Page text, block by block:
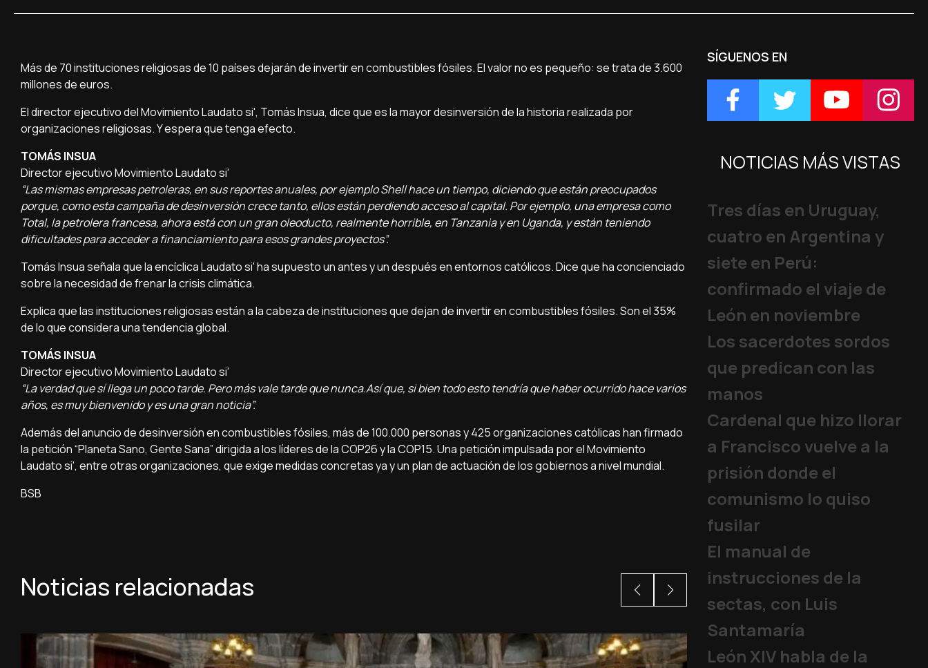
Más de 70 instituciones religiosas de 10 países dejarán de invertir en combustibles fósiles. El valor no es pequeño: se trata de 3.600
millones de euros.
El director ejecutivo del Movimiento Laudato si', Tomás Insua, dice que es la mayor desinversión de la historia realizada por
organizaciones religiosas. Y espera que tenga efecto.
TOMÁS INSUA
Director ejecutivo Movimiento Laudato si'
“Las mismas empresas petroleras, en sus reportes anuales, por ejemplo Shell hace un tiempo, diciendo que están preocupados
porque, como esta campaña de desinversión crece tanto, ellos están perdiendo acceso al capital. Por ejemplo, una empresa como
Total, la petrolera francesa, ahora está con un gran oleoducto, realmente horrible, en Tanzania y en Uganda, y están teniendo
dificultades para acceder a financiamiento para esos grandes proyectos”.
Tomás Insua señala que la encíclica Laudato si' ha supuesto un antes y un después en entornos católicos. Dice que ha concienciado
sobre la necesidad de frenar la crisis climática.
Explica que las instituciones religiosas están a la cabeza de instituciones que dejan de invertir en combustibles fósiles. Son el 35%
de lo que considera una tendencia global.
TOMÁS INSUA
Director ejecutivo Movimiento Laudato si'
“La verdad que sí llega un poco tarde. Pero más vale tarde que nunca.Así que, si bien todo esto tendría que haber ocurrido hace varios
años, es muy bienvenido y es una gran noticia”.
Además del anuncio de desinversión en combustibles fósiles, más de 100.000 personas y 425 organizaciones católicas han firmado
la petición “Planeta Sano, Gente Sana” dirigida a los líderes de la COP26 y la COP15. Una petición impulsada por el Movimiento
Laudato si', entre otras organizaciones, que exige medidas concretas ya y un plan de actuación de los gobiernos a nivel mundial.
BSB
Noticias relacionadas
SÍGUENOS EN
NOTICIAS MÁS VISTAS
Tres días en Uruguay,
cuatro en Argentina y
siete en Perú:
confirmado el viaje de
León en noviembre
Los sacerdotes sordos
que predican con las
manos
Cardenal que hizo llorar
a Francisco vuelve a la
prisión donde el
comunismo lo quiso
fusilar
El manual de
instrucciones de la
sectas, con Luis
Santamaría
León XIV habla de la